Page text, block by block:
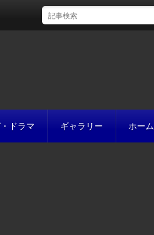
ドラマ ギャラリー ホーム